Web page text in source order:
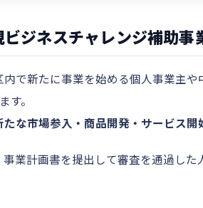
ジネスチャレンジ補助事
で新たに事業を始める個人事業主
す。
たな市場参入・商品開発・サービス
業計画書を提出して審査を通過した